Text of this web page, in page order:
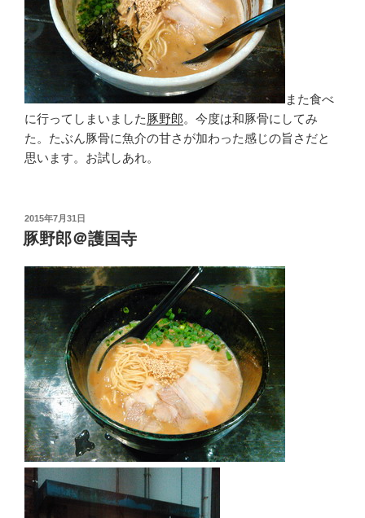
また食べ
に行ってしまいました豚野郎。今度は和豚骨にしてみ
た。たぶん豚骨に魚介の甘さが加わった感じの旨さだと
思います。お試しあれ。
投
稿
日:
2015年7月31日
豚野郎＠護国寺